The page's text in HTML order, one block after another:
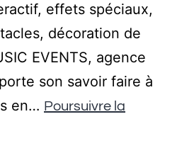
effets spéciaux,
décoration de
EVENTS, agence
son savoir faire à
en… Poursuivre la